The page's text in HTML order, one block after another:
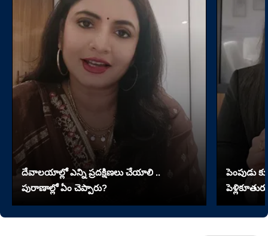
దేవాలయాల్లో ఎన్ని ప్రదక్షిణలు చేయాలి ..
పురాణాల్లో ఏం చెప్పారు?
పెంపుడు
పెళ్లికూతురు